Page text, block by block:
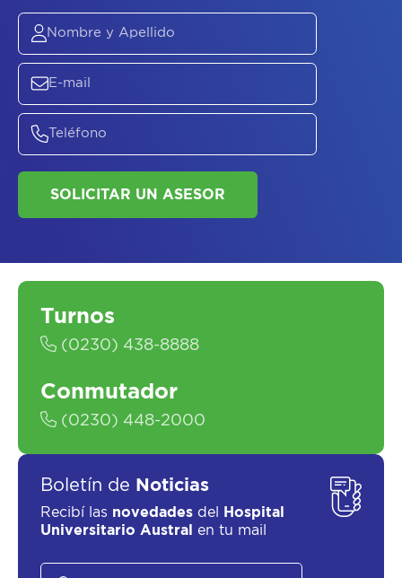
ASESORATE SOBRE
SALUD
SOLICITAR UN ASESOR
Turnos
(0230) 438-8888
Conmutador
(0230) 448-2000
Boletín de Noticias
Recibí las novedades del
Hospital
Universitario Austral
en tu mail